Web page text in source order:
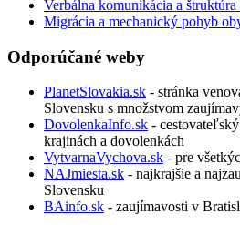
Verbálna komunikácia a štruktúra
Migrácia a mechanický pohyb
Odporúčané weby
PlanetSlovakia.sk - stránka
Slovensku s množstvom
DovolenkaInfo.sk -
krajinách a dovolenkách
VytvarnaVychova.sk - pre
NAJmiesta.sk - najkrajšie a
Slovensku
BAinfo.sk - zaujímavosti v